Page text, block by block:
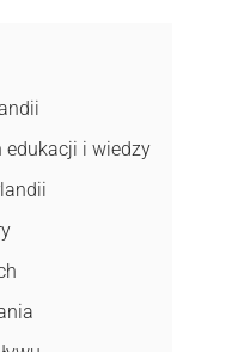
edukacji i wiedzy